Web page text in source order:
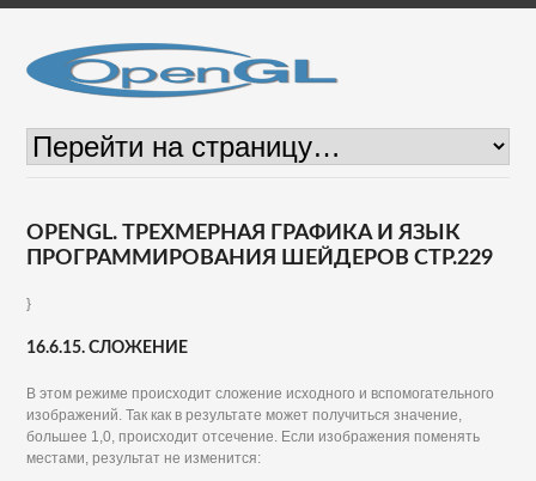
OPENGL. ТРЕХМЕРНАЯ ГРАФИКА И ЯЗЫК
ПРОГРАММИРОВАНИЯ ШЕЙДЕРОВ СТР.229
}
16.6.15. СЛОЖЕНИЕ
В этом режиме происходит сложение исходного и вспомогательного
изображений. Так как в результате может получиться значение,
большее 1,0, происходит отсечение. Если изображения поменять
местами, результат не изменится: